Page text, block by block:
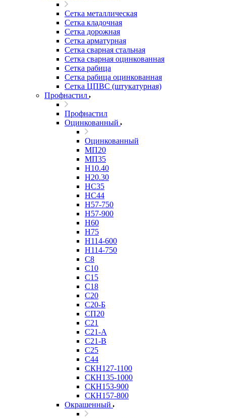
Сетка металлическая
Сетка кладочная
Сетка дорожная
Сетка арматурная
Сетка сварная стальная
Сетка сварная оцинкованная
Сетка рабица
Сетка рабица оцинкованная
Сетка ЦПВС (штукатурная)
Профнастил
Профнастил
Оцинкованный
Оцинкованный
МП20
МП35
Н10.40
Н20.30
НС35
НС44
Н57-750
Н57-900
Н60
Н75
Н114-600
Н114-750
С8
С10
С15
С18
С20
С20-Б
СП20
С21
С21-А
С21-В
С25
С44
СКН127-1100
СКН135-1000
СКН153-900
СКН157-800
Окрашенный